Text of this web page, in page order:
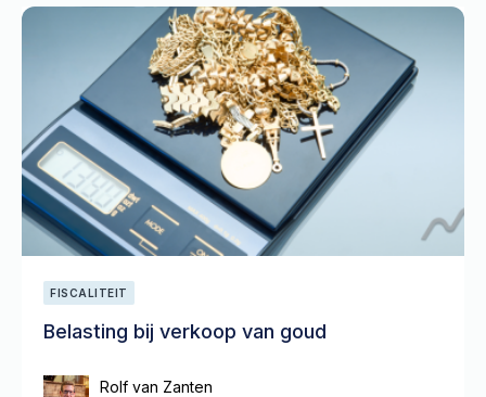
FISCALITEIT
Belasting bij verkoop van goud
Rolf van Zanten